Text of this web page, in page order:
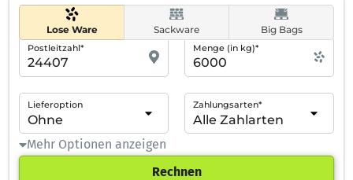
Lose Ware Sackware Big Bags
Postleitzahl* Menge (in kg)*
Lieferoption Zahlungsarten*
Mehr Optionen anzeigen
Rechnen